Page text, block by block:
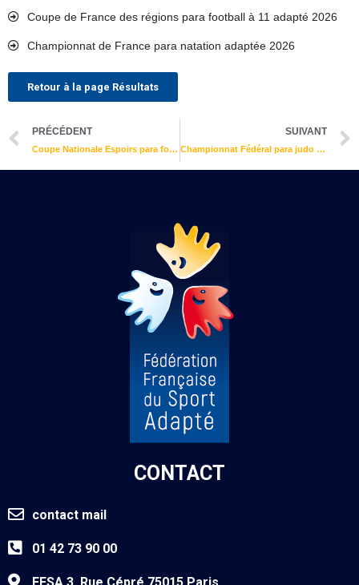
Coupe de France des régions para football à 11 adapté 2026
Championnat de France para natation adaptée 2026
Retour à la page Résultats
Précédent
PRÉCÉDENT
Coupe Nationale Espoirs para football à 7 adapté 2026
SUIVANT
Championnat Fédéral para judo adapté 2026
CONTACT
contact mail
01 42 73 90 00
FFSA 3, Rue Cépré 75015 Paris